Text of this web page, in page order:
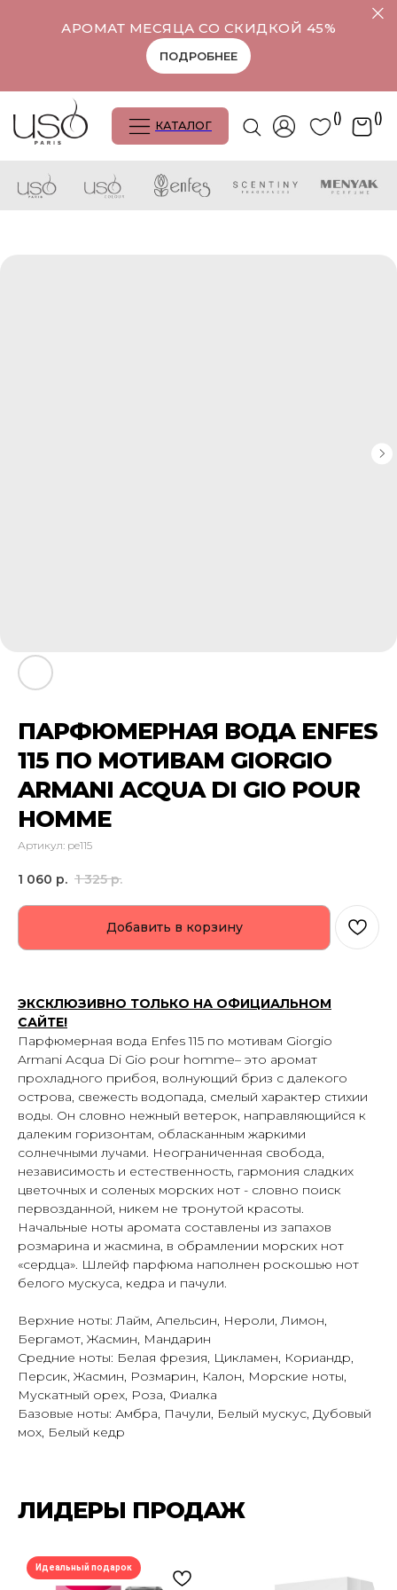
АРОМАТ МЕСЯЦА СО СКИДКОЙ 45%
ПОДРОБНЕЕ
КАТАЛОГ
ПАРФЮМЕРНАЯ ВОДА ENFES
115 ПО МОТИВАМ GIORGIO
ARMANI ACQUA DI GIO POUR
HOMME
Артикул: pe115
1 060 р. 1 325 р.
Добавить в корзину
ЭКСКЛЮЗИВНО ТОЛЬКО НА ОФИЦИАЛЬНОМ
САЙТЕ!
Парфюмерная вода Enfes 115 по мотивам Giorgio
Armani Acqua Di Gio pour homme– это аромат
прохладного прибоя, волнующий бриз с далекого
острова, свежесть водопада, смелый характер стихии
воды. Он словно нежный ветерок, направляющийся к
далеким горизонтам, обласканным жаркими
солнечными лучами. Неограниченная свобода,
независимость и естественность, гармония сладких
цветочных и соленых морских нот - словно поиск
первозданной, никем не тронутой красоты.
Начальные ноты аромата составлены из запахов
розмарина и жасмина, в обрамлении морских нот
«сердца». Шлейф парфюма наполнен роскошью нот
белого мускуса, кедра и пачули.
Верхние ноты: Лайм, Апельсин, Нероли, Лимон,
Бергамот, Жасмин, Мандарин
Средние ноты: Белая фрезия, Цикламен, Кориандр,
Персик, Жасмин, Розмарин, Калон, Морские ноты,
Мускатный орех, Роза, Фиалка
Базовые ноты: Амбра, Пачули, Белый мускус, Дубовый
мох, Белый кедр
ЛИДЕРЫ ПРОДАЖ
Идеальный подарок
ПОДПИШИСЬ НА РАССЫЛКУ И УЗНАВАЙ
О НОВЫХ ПОСТУПЛЕНИЯХ И АКЦИЯХ —